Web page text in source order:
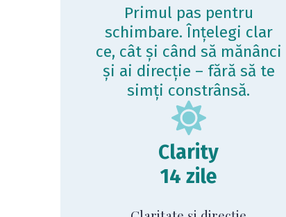
Primul pas pentru
schimbare. Înțelegi clar
ce, cât și când să mănânci
și ai direcție – fără să te
simți constrânsă.
Clarity
14 zile